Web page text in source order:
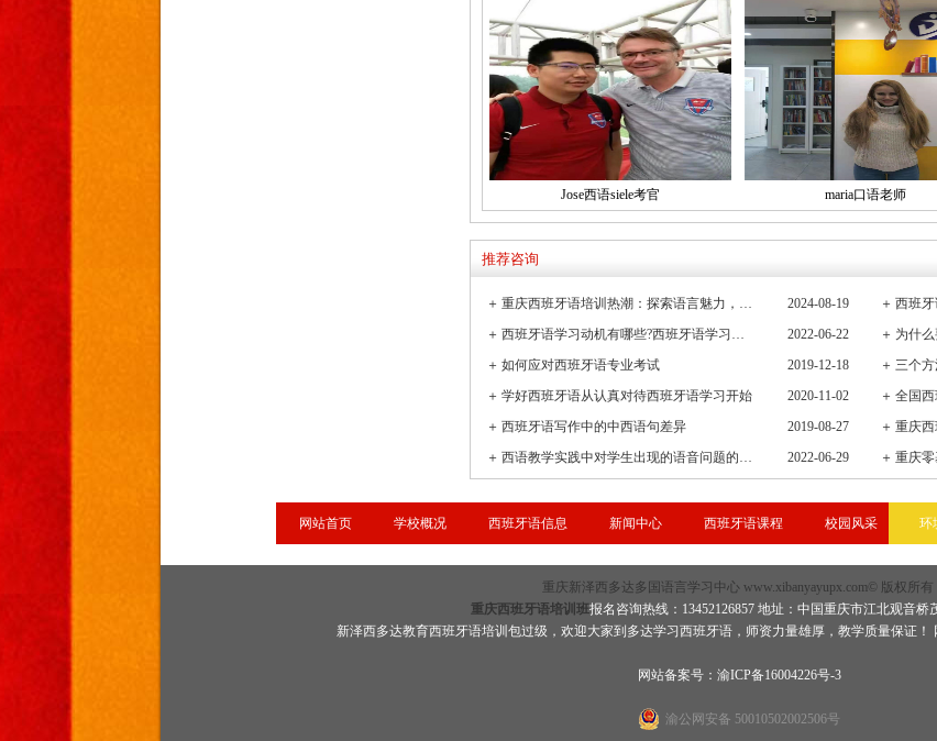
Jose西语siele考官 maria口语老师
推荐咨询
＋ 重庆西班牙语培训热潮：探索语言魅力，连接全球文化桥梁 2024-08-19 ＋ 西班
＋
西班牙语学习动机有哪些?西班牙语学习重要性有哪些 2022-06-22 ＋
＋ 如何应对西班牙语专业考试 2019-12-18 ＋ 三个
＋ 学好西班牙语从认真对待西班牙语学习开始 2020-11-02 ＋ 全国
＋ 西班牙语写作中的中西语句差异 2019-08-27 ＋ 重庆
＋
西语教学实践中对学生出现的语音问题的观察与小结 2022-06-29 ＋ 重庆
网站首页 学校概况 西班牙语信息 新闻中心 西班牙语课程 校园风采 环
重庆新泽西多达多国语言学习中心 www.xibanyayupx.com© 版权所有
重庆西班牙语培训班报名咨询热线：13452126857 地址：中国重庆市江北观音桥
新泽西多达教育西班牙语培训包过级，欢迎大家到多达学习 西班牙语 ，师资力量雄厚，教学质量保证！
网站备案号：渝ICP备16004226号-3
渝公网安备 50010502002506号